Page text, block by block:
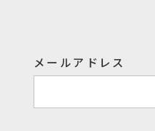
メールアドレス